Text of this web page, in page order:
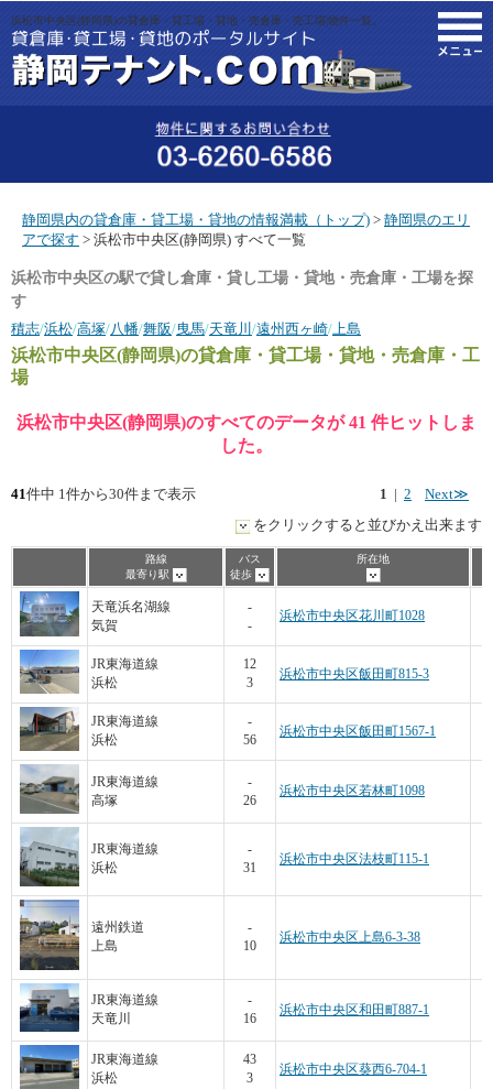
浜松市中央区(静岡県)の貸倉庫・貸工場・貸地・売倉庫・売工場|物件一覧。
静岡県内の貸倉庫・貸工場・貸地の情報満載（トップ) > 静岡県のエリ
アで探す > 浜松市中央区(静岡県) すべて一覧
浜松市中央区の駅で貸し倉庫・貸し工場・貸地・売倉庫・工場を探
す
積志/浜松/高塚/八幡/舞阪/曳馬/天竜川 /遠州西ヶ崎/上島
浜松市中央区(静岡県)の貸倉庫・貸工場・貸地・売倉庫・工
場
浜松市中央区(静岡県)のすべてのデータが 41 件ヒットしま
した。
1 | 2 Next≫
41件中 1件から30件まで表示
をクリックすると並びかえ出来ます
路線
最寄り駅
バス
徒歩
所在地
天竜浜名湖線
気賀
-
-
浜松市中央区花川町1028
JR東海道線
浜松
12
3
浜松市中央区飯田町815-3
JR東海道線
浜松
-
56
浜松市中央区飯田町1567-1
JR東海道線
高塚
-
26
浜松市中央区若林町1098
JR東海道線
浜松
-
31
浜松市中央区法枝町115-1
遠州鉄道
上島
-
10
浜松市中央区上島6-3-38
JR東海道線
天竜川
-
16
浜松市中央区和田町887-1
JR東海道線
浜松
43
3
浜松市中央区葵西6-704-1